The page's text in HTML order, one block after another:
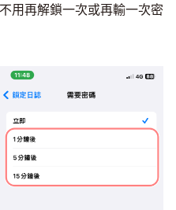
用再解鎖一次或再輸一次密